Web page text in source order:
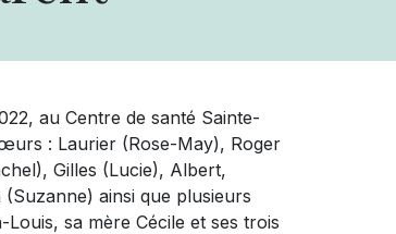
au Centre de santé Sainte-
: Laurier (Rose-May), Roger
Gilles (Lucie), Albert,
ainsi que plusieurs
sa mère Cécile et ses trois